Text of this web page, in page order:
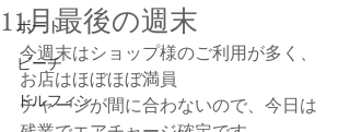
ボート
ビーチ
ドルフィン
11月最後の週末
今週末はショップ様のご利用が多く、
お店はほぼほぼ満員
チャージが間に合わないので、今日は